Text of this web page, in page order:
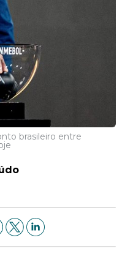
brasileiro entre